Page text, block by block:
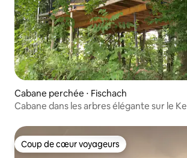
Cabane perchée ⋅ Fischach
Cabane dans les arbres élégante sur le
Coup de cœur voyageurs
Coup de cœur voyageurs